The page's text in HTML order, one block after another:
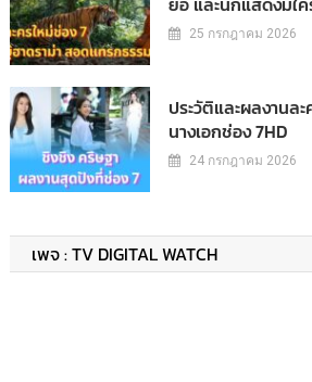
25 กรกฎาคม 2026
ประวัติและผลงานล
นางเอกช่อง 7HD
24 กรกฎาคม 2026
เพจ : TV DIGITAL WATCH